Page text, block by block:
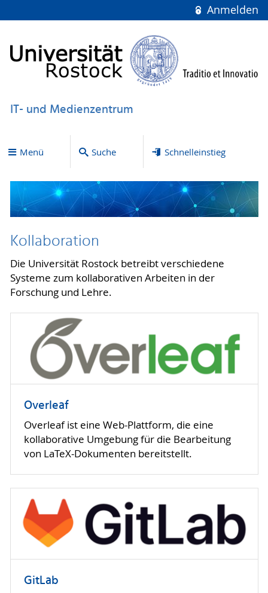
Anmelden
IT- und Medienzentrum
Menü Suche Schnelleinstieg
Kollaboration
Die Universität Rostock betreibt verschiedene
Systeme zum kollaborativen Arbeiten in der
Forschung und Lehre.
Overleaf
Overleaf ist eine Web-Plattform, die eine
kollaborative Umgebung für die Bearbeitung
von LaTeX-Dokumenten bereitstellt.
GitLab